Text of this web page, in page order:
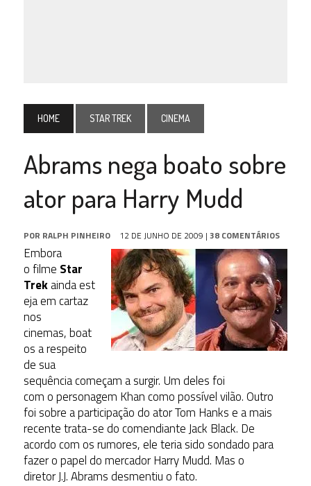
HOME STAR TREK CINEMA
Abrams nega boato sobre
ator para Harry Mudd
POR RALPH PINHEIRO 12 DE JUNHO DE 2009 | 38 COMENTÁRIOS
Embora
o filme Star
Trekainda est
eja em cartaz
nos
cinemas, boat
os a respeito
de sua
sequência começam a surgir. Um deles foi
com o personagem Khan como possível vilão. Outro
foi sobre a participação do ator Tom Hanks e a mais
recente trata-se do comendiante Jack Black. De
acordo com os rumores, ele teria sido sondado para
fazer o papel do mercador Harry Mudd. Mas o
diretor J.J. Abrams desmentiu o fato.